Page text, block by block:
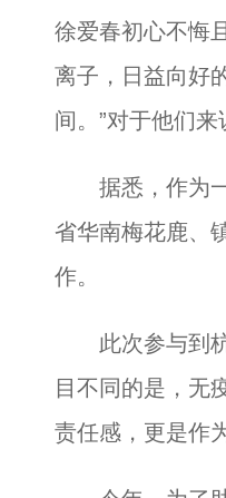
徐爱春初心不悔
离子，日益向好
间。”对于他们
据悉，作为一
省华南梅花鹿、
作。
此次参与到杭
目不同的是，无
责任感，更是作